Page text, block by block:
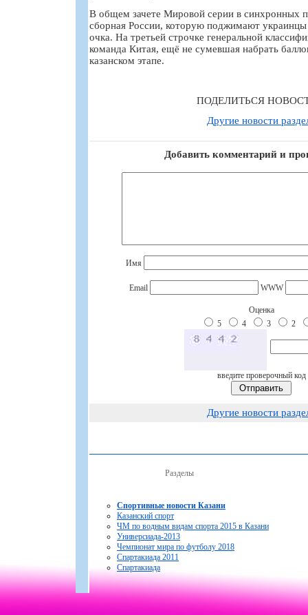
В общем зачете Мировой серии в синхронных
сборная России, которую поджимают украинцы
очка. На третьей строчке генеральной
команда Китая, ещё не сумевшая набрать
казанском этапе.
ПОДЕЛИТЬСЯ
Другие новости
Добавить комментарий и
Имя
Email WWW
Оценка
5
4 3 2
введите проверочный код
Другие новости
Разделы
Спортивные новости Казани
Казанский спорт
ЧМ по водным видам спорта 2015 в Казани
Универсиада-2013
Чемпионат мира по футболу 2018
Спартакиада 2011
Спартакиада